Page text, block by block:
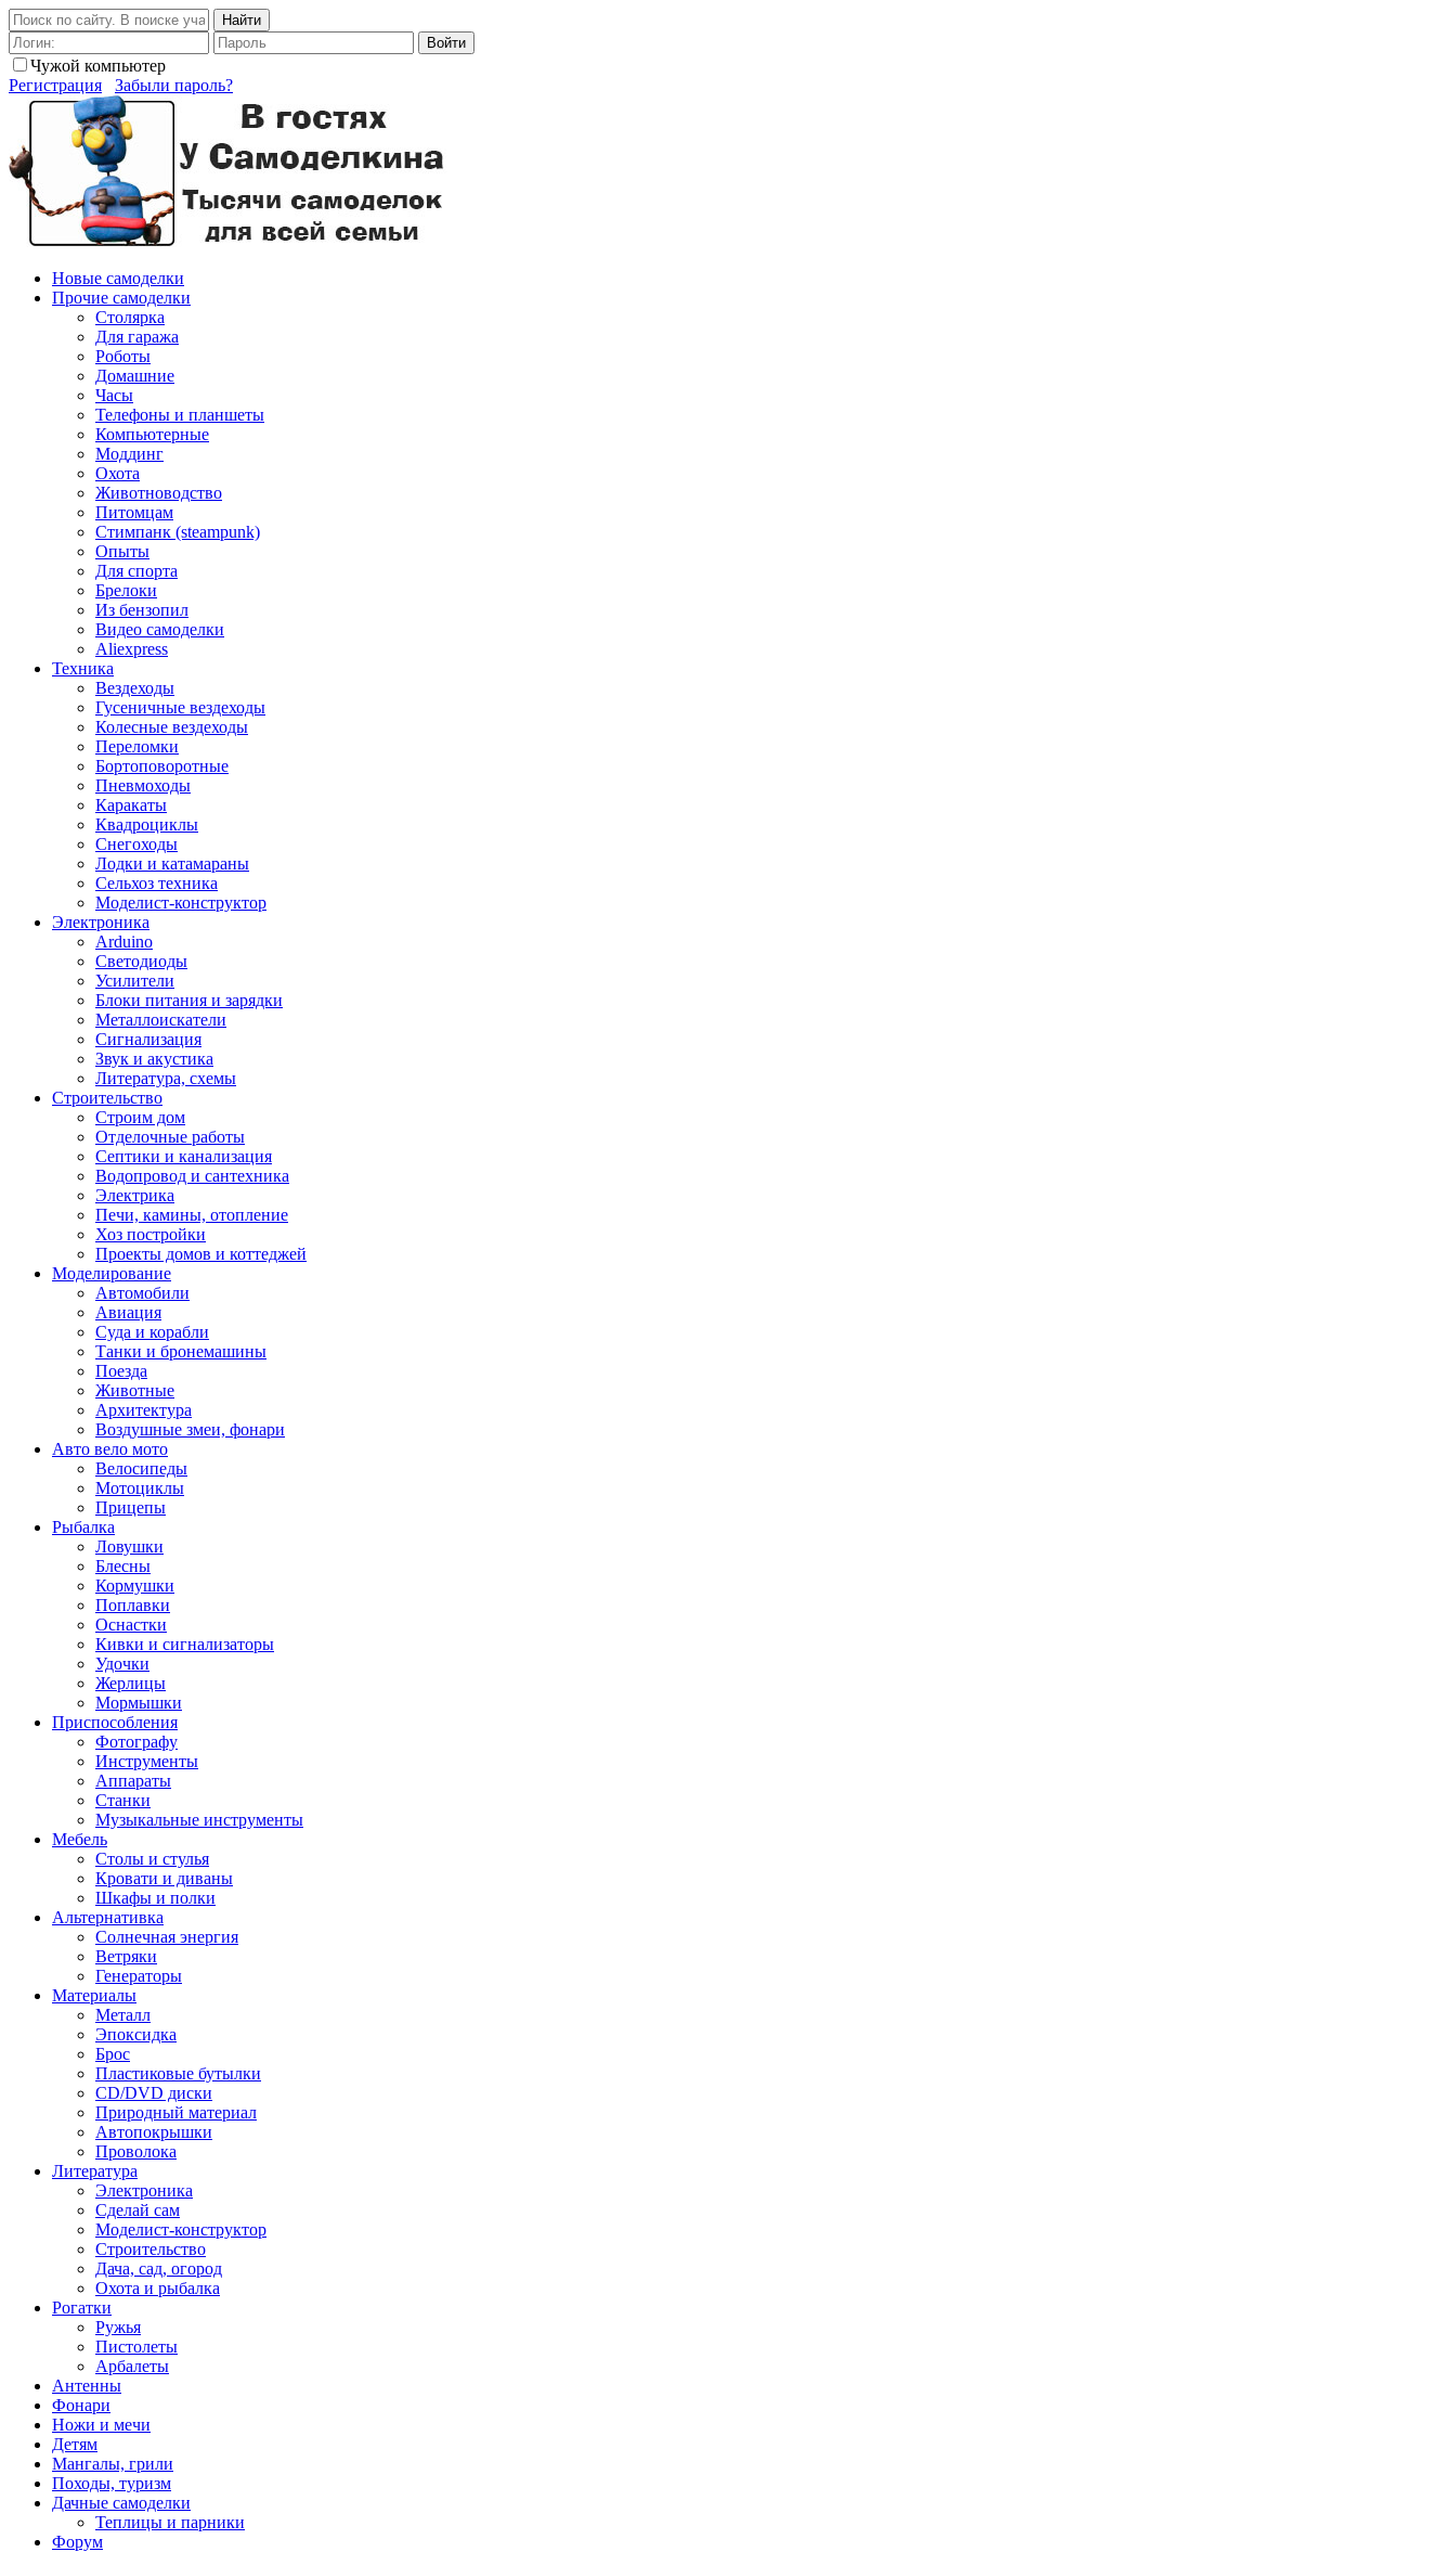
Найти
Войти
Чужой компьютер
Регистрация
Забыли пароль?
Новые самоделки
Прочие самоделки
Столярка
Для гаража
Роботы
Домашние
Часы
Телефоны и планшеты
Компьютерные
Моддинг
Охота
Животноводство
Питомцам
Стимпанк (steampunk)
Опыты
Для спорта
Брелоки
Из бензопил
Видео самоделки
Aliexpress
Техника
Вездеходы
Гусеничные вездеходы
Колесные вездеходы
Переломки
Бортоповоротные
Пневмоходы
Каракаты
Квадроциклы
Снегоходы
Лодки и катамараны
Сельхоз техника
Моделист-конструктор
Электроника
Arduino
Светодиоды
Усилители
Блоки питания и зарядки
Металлоискатели
Сигнализация
Звук и акустика
Литература, схемы
Строительство
Строим дом
Отделочные работы
Септики и канализация
Водопровод и сантехника
Электрика
Печи, камины, отопление
Хоз постройки
Проекты домов и коттеджей
Моделирование
Автомобили
Авиация
Суда и корабли
Танки и бронемашины
Поезда
Животные
Архитектура
Воздушные змеи, фонари
Авто вело мото
Велосипеды
Мотоциклы
Прицепы
Рыбалка
Ловушки
Блесны
Кормушки
Поплавки
Оснастки
Кивки и сигнализаторы
Удочки
Жерлицы
Мормышки
Приспособления
Фотографу
Инструменты
Аппараты
Станки
Музыкальные инструменты
Мебель
Столы и стулья
Кровати и диваны
Шкафы и полки
Альтернативка
Солнечная энергия
Ветряки
Генераторы
Материалы
Металл
Эпоксидка
Брос
Пластиковые бутылки
CD/DVD диски
Природный материал
Автопокрышки
Проволока
Литература
Электроника
Сделай сам
Моделист-конструктор
Строительство
Дача, сад, огород
Охота и рыбалка
Рогатки
Ружья
Пистолеты
Арбалеты
Антенны
Фонари
Ножи и мечи
Детям
Мангалы, грили
Походы, туризм
Дачные самоделки
Теплицы и парники
Форум